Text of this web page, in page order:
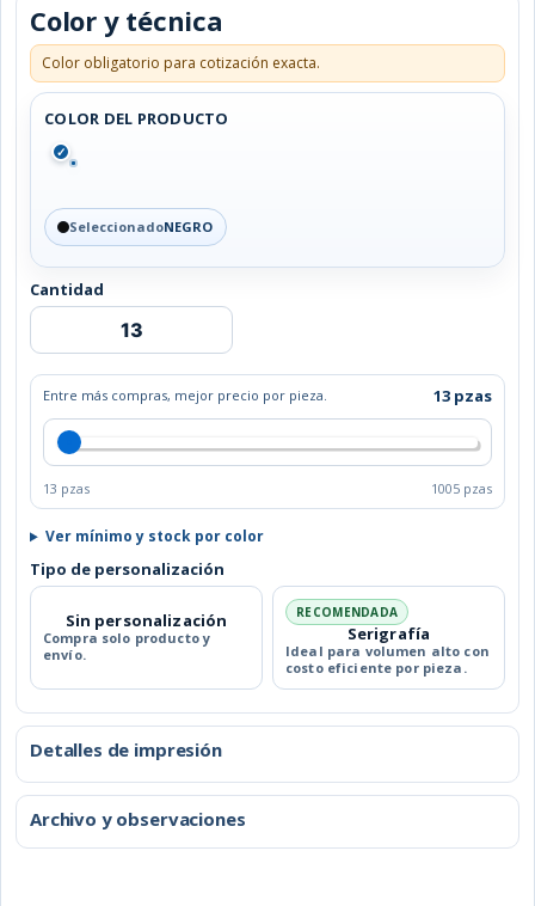
Color y técnica
Color obligatorio para cotización exacta.
COLOR DEL PRODUCTO
✓
SeleccionadoNEGRO
Cantidad
SET
HUESCA
Entre más compras, mejor precio por pieza. 13 pzas
13 pzas 1005 pzas
Ver mínimo y stock por color
Tipo de personalización
Sin personalización
Compra solo producto y
envío.
RECOMENDADA
Serigrafía
Ideal para volumen alto con
costo eficiente por pieza.
Detalles de impresión
Archivo y observaciones